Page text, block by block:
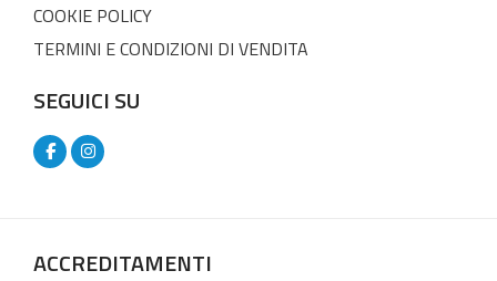
COOKIE POLICY
TERMINI E CONDIZIONI DI VENDITA
SEGUICI SU
ACCREDITAMENTI